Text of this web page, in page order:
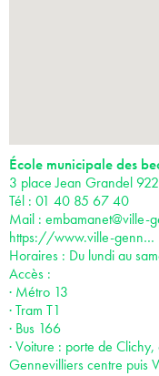
École municipale des
3 place Jean Grandel
Tél : 01 40 85 67 40
Mail : embamanet@ville-
https://www.ville-genn…
Horaires : Du lundi au
Accès :
· Métro 13
· Tram T1
· Bus 166
· Voiture : porte de
Gennevilliers centre puis